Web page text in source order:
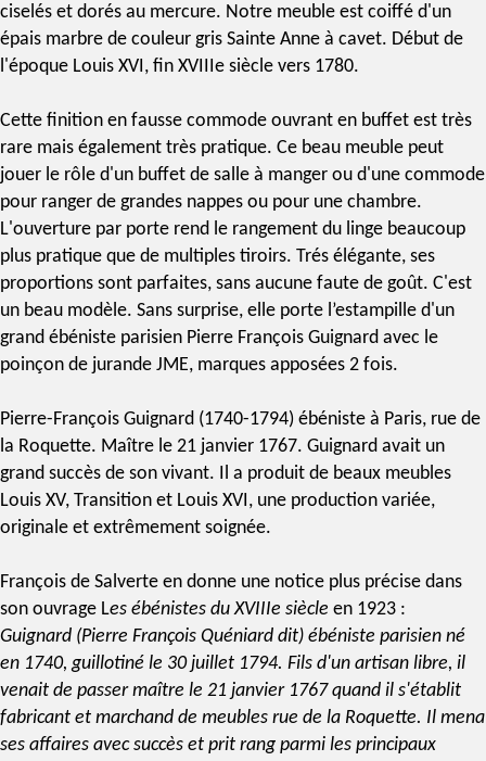
ciselés et dorés au mercure. Notre meuble est coiffé d'un
épais marbre de couleur gris Sainte Anne à cavet. Début de
l'époque Louis XVI, fin XVIIIe siècle vers 1780.
Cette finition en fausse commode ouvrant en buffet est très
rare mais également très pratique. Ce beau meuble peut
jouer le rôle d'un buffet de salle à manger ou d'une commode
pour ranger de grandes nappes ou pour une chambre.
L'ouverture par porte rend le rangement du linge beaucoup
plus pratique que de multiples tiroirs. Trés élégante, ses
proportions sont parfaites, sans aucune faute de goût. C'est
un beau modèle. Sans surprise, elle porte l’estampille d'un
grand ébéniste parisien Pierre François Guignard avec le
poinçon de jurande JME, marques apposées 2 fois.
Pierre-François Guignard (1740-1794) ébéniste à Paris, rue de
la Roquette. Maître le 21 janvier 1767. Guignard avait un
grand succès de son vivant. Il a produit de beaux meubles
Louis XV, Transition et Louis XVI, une production variée,
originale et extrêmement soignée.
François de Salverte en donne une notice plus précise dans
son ouvrage Les ébénistes du XVIIIe siècle en 1923 :
Guignard (Pierre François Quéniard dit) ébéniste parisien né
en 1740, guillotiné le 30 juillet 1794. Fils d'un artisan libre, il
venait de passer maître le 21 janvier 1767 quand il s'établit
fabricant et marchand de meubles rue de la Roquette. Il mena
ses affaires avec succès et prit rang parmi les principaux